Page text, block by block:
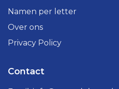
Namen per letter
Over ons
Privacy Policy
Contact